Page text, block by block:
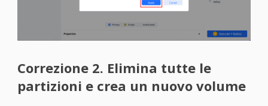
Correzione 2. Elimina tutte le
partizioni e crea un nuovo volume